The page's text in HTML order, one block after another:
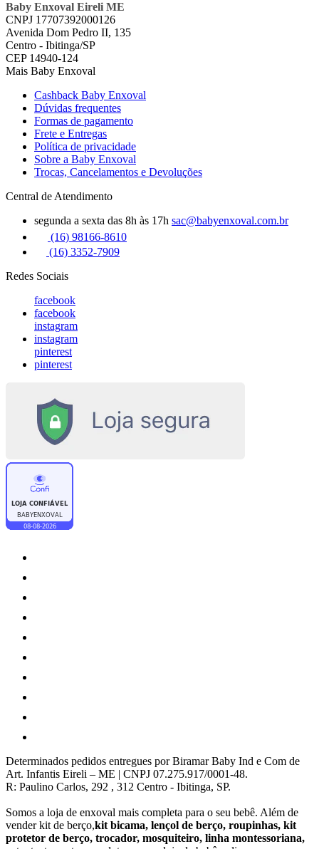
Baby Enxoval Eireli ME
CNPJ 17707392000126
Avenida Dom Pedro II, 135
Centro - Ibitinga/SP
CEP 14940-124
Mais Baby Enxoval
Cashback Baby Enxoval
Dúvidas frequentes
Formas de pagamento
Frete e Entregas
Política de privacidade
Sobre a Baby Enxoval
Trocas, Cancelamentos e Devoluções
Central de Atendimento
segunda a sexta das 8h às 17h sac@babyenxoval.com.br
(16) 98166-8610
(16) 3352-7909
Redes Sociais
facebook
facebook
instagram
instagram
pinterest
pinterest
Determinados pedidos entregues por Biramar Baby Ind e Com de
Art. Infantis Eireli – ME | CNPJ 07.275.917/0001-48.
R: Paulino Carlos, 292 , 312 Centro - Ibitinga, SP.
Somos a loja de enxoval mais completa para o seu bebê. Além de
vender kit de berço,kit bicama, lençol de berço, roupinhas, kit
protetor de berço, trocador, mosquiteiro, linha montessoriana,